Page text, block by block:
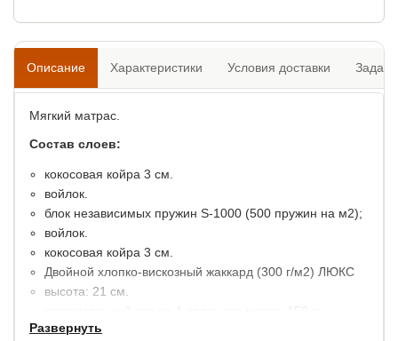
Описание Характеристики Условия доставки
Мягкий матрас.
Состав слоев:
кокосовая койра 3 см.
войлок.
блок независимых пружин S-1000 (500 пружин на м2);
войлок.
кокосовая койра 3 см.
Двойной хлопко-вискозный жаккард (300 г/м2) ЛЮКС
высота: 21 см.
Развернуть